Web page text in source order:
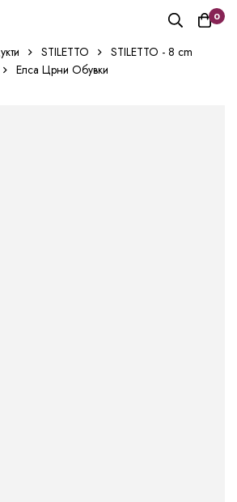
0
STILETTO
STILETTO - 8 cm
Елса Црни Обувки